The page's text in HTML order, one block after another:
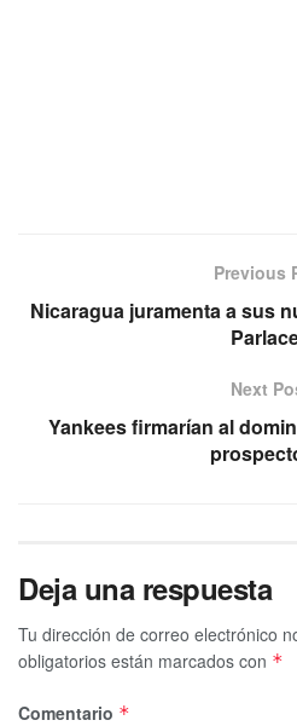
Previous
Nicaragua juramenta a sus
Next
Yankees firmarían al
Deja una respuesta
Tu dirección de correo electrónico
obligatorios están marcados con *
Comentario *